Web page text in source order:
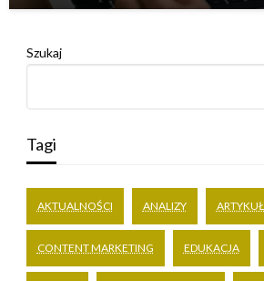
Szukaj
Tagi
AKTUALNOŚCI ANALIZY ARTYKUŁ
CONTENT MARKETING EDUKACJA